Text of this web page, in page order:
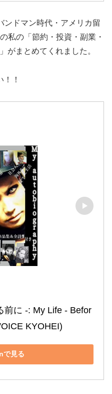
ンドマン時代・アメリカ留
私の「節約・投資・副業・
がまとめてくれました。
！
前に ‐: My Life ‐ Befor
KYOHEI)
で見る